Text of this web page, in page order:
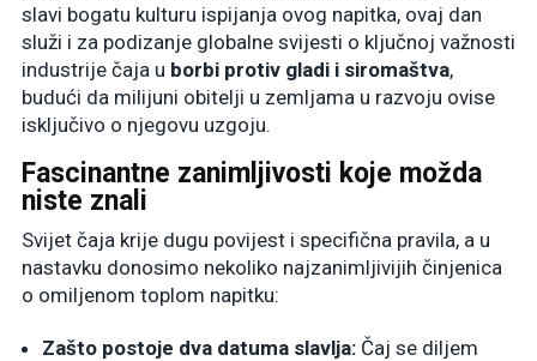
slavi bogatu kulturu ispijanja ovog napitka, ovaj dan
služi i za podizanje globalne svijesti o ključnoj važnosti
industrije čaja u borbi protiv gladi i siromaštva,
budući da milijuni obitelji u zemljama u razvoju ovise
isključivo o njegovu uzgoju.
Fascinantne zanimljivosti koje možda
niste znali
Svijet čaja krije dugu povijest i specifična pravila, a u
nastavku donosimo nekoliko najzanimljivijih činjenica
o omiljenom toplom napitku:
Zašto postoje dva datuma slavlja: Čaj se diljem